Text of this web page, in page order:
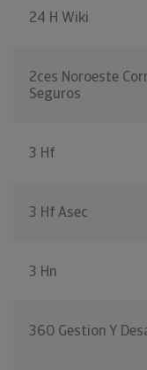
24 H Wiki
2ces Noroeste
Seguros
3 Hf
3 Hf Asec
3 Hn
360 Gestion Y